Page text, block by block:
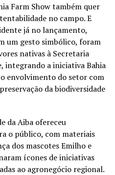
Farm Show também quer
no campo. E
já no lançamento,
um gesto simbólico, foram
nativas à Secretaria
integrando a iniciativa Bahia
envolvimento do setor com
da biodiversidade
da Aiba ofereceu
o público, com materiais
dos mascotes Emilho e
ícones de iniciativas
ao agronegócio regional.